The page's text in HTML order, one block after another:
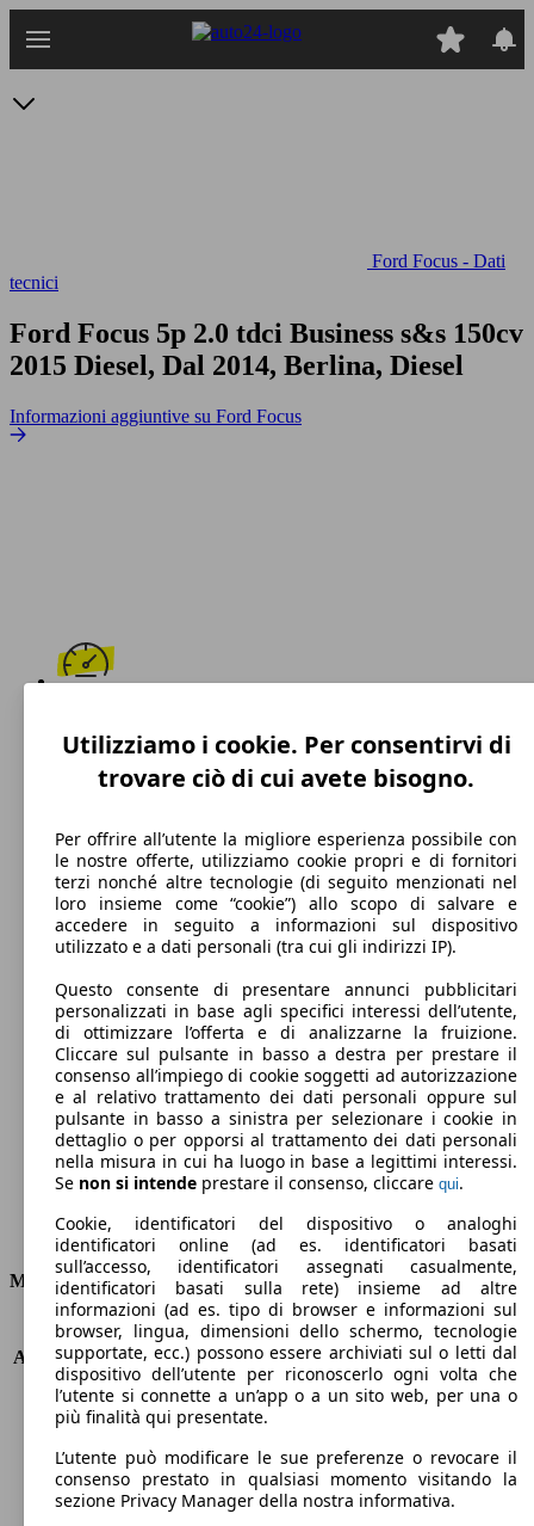
Ford Focus - Dati
tecnici
Ford Focus 5p 2.0 tdci Business s&s 150cv
2015 Diesel, Dal 2014, Berlina, Diesel
Informazioni aggiuntive su Ford Focus
Diesel
Carburante
105 g/km
Emissioni di CO2 (combinato)*
Ø 4.0 l/100km
Consumi
Motore e Prestazioni
KW (PS)
110 kW (150 PS)
Accelerazione (0-100 km/h) 8.8s
Velocità massima (km/h)
212 km/h
Numero di marce
6
Cilindrata
1997 ccm
Carburante
Diesel
Utilizziamo i cookie. Per consentirvi di
trovare ciò di cui avete bisogno.
Per offrire all’utente la migliore esperienza possibile con
le nostre offerte, utilizziamo cookie propri e di fornitori
terzi nonché altre tecnologie (di seguito menzionati nel
loro insieme come “cookie”) allo scopo di salvare e
accedere in seguito a informazioni sul dispositivo
utilizzato e a dati personali (tra cui gli indirizzi IP).
Questo consente di presentare annunci pubblicitari
personalizzati in base agli specifici interessi dell’utente,
di ottimizzare l’offerta e di analizzarne la fruizione.
Cliccare sul pulsante in basso a destra per prestare il
consenso all’impiego di cookie soggetti ad autorizzazione
e al relativo trattamento dei dati personali oppure sul
pulsante in basso a sinistra per selezionare i cookie in
dettaglio o per opporsi al trattamento dei dati personali
nella misura in cui ha luogo in base a legittimi interessi.
Se non si intende prestare il consenso, cliccare qui.
Cookie, identificatori del dispositivo o analoghi
identificatori online (ad es. identificatori basati
sull’accesso, identificatori assegnati casualmente,
identificatori basati sulla rete) insieme ad altre
informazioni (ad es. tipo di browser e informazioni sul
browser, lingua, dimensioni dello schermo, tecnologie
supportate, ecc.) possono essere archiviati sul o letti dal
dispositivo dell’utente per riconoscerlo ogni volta che
l’utente si connette a un’app o a un sito web, per una o
più finalità qui presentate.
L’utente può modificare le sue preferenze o revocare il
consenso prestato in qualsiasi momento visitando la
sezione Privacy Manager della nostra informativa.